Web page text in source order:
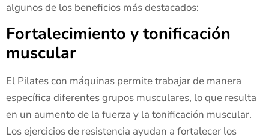
algunos de los beneficios más destacados:
Fortalecimiento y tonificación
muscular
El Pilates con máquinas permite trabajar de manera
específica diferentes grupos musculares, lo que resulta
en un aumento de la fuerza y la tonificación muscular.
Los ejercicios de resistencia ayudan a fortalecer los